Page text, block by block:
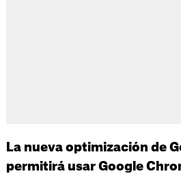
La nueva optimización de
permitirá usar Google